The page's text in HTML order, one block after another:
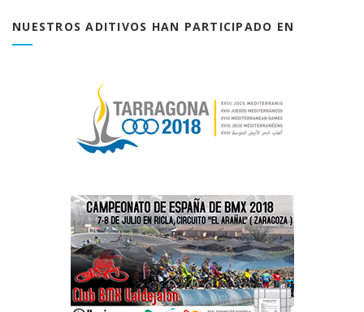
NUESTROS ADITIVOS HAN PARTICIPADO EN